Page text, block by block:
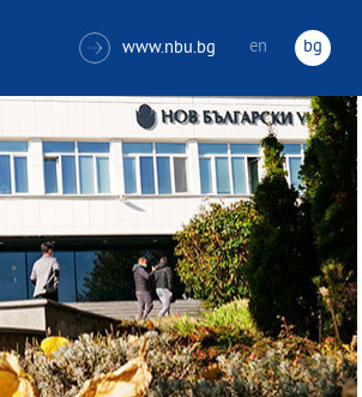
 www.nbu.bg en bg